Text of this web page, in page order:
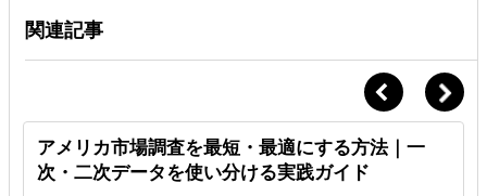
関連記事
アメリカ市場調査を最短・最適にする方法｜一
次・二次データを使い分ける実践ガイド